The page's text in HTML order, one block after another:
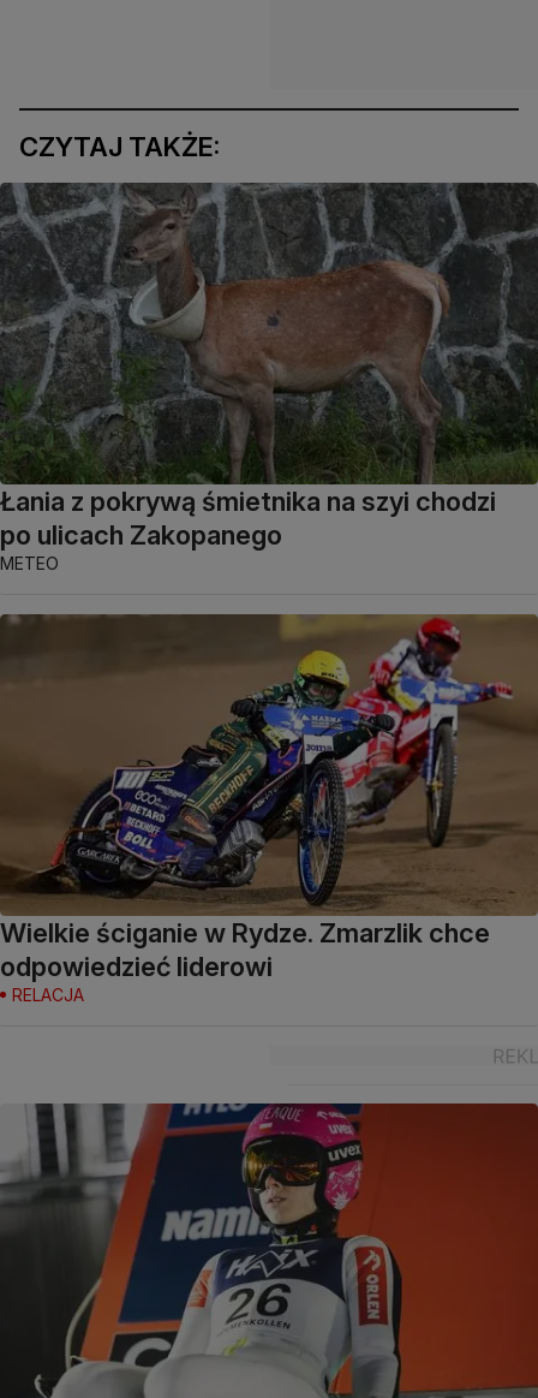
CZYTAJ TAKŻE:
Łania z pokrywą śmietnika na szyi chodzi
po ulicach Zakopanego
METEO
Wielkie ściganie w Rydze. Zmarzlik chce
odpowiedzieć liderowi
RELACJA